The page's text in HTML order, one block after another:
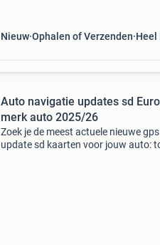
Nieuw Ophalen of Verzenden Heel
Auto navigatie updates sd
merk auto 2025/26
Zoek je de meest actuele nieuwe
update sd kaarten voor jouw auto: